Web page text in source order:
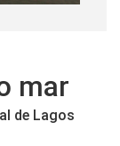
mar
de Lagos